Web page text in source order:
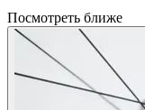
Посмотреть ближе